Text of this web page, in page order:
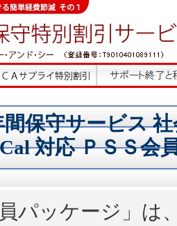
保守サービス 社
対応 ＰＳＳ会
員パッケージ」は